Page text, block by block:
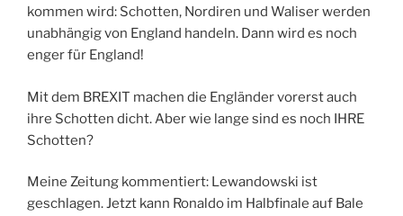
kommen wird: Schotten, Nordiren und Waliser werden
unabhängig von England handeln. Dann wird es noch
enger für England!
Mit dem BREXIT machen die Engländer vorerst auch
ihre Schotten dicht. Aber wie lange sind es noch IHRE
Schotten?
Meine Zeitung kommentiert: Lewandowski ist
geschlagen. Jetzt kann Ronaldo im Halbfinale auf Bale